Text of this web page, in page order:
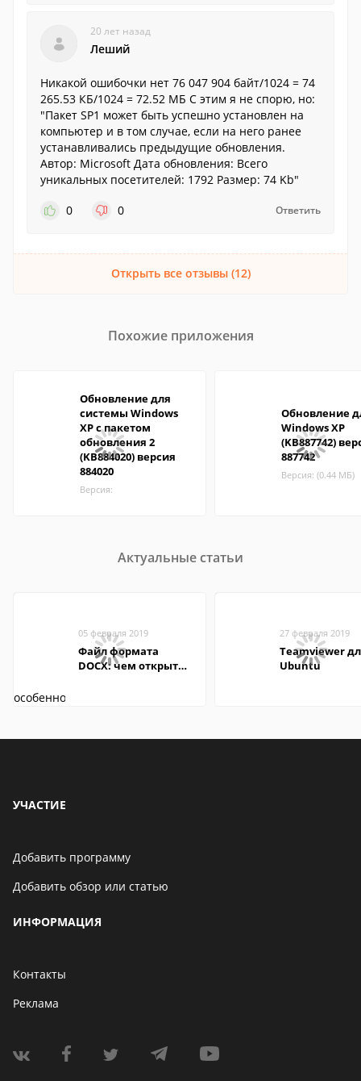
20 лет назад
Леший
Никакой ошибочки нет 76 047 904 байт/1024 = 74
265.53 КБ/1024 = 72.52 МБ С этим я не спорю, но:
"Пакет SP1 может быть успешно установлен на
компьютер и в том случае, если на него ранее
устанавливались предыдущие обновления.
Автор: Microsoft Дата обновления: Всего
уникальных посетителей: 1792 Размер: 74 Kb"
0
0 Ответить
Открыть все отзывы (12)
Похожие приложения
Обновление для
системы Windows
XP с пакетом
обновления 2
(KB884020) версия
884020
Версия:
Обновление
Windows XP
(KB887742)
887742
Версия: (0.44 МБ)
Актуальные статьи
05 февраля 2019
Файл формата
DOCX: чем открыть,
27 февраля 2019
Teamviewer
Ubuntu
УЧАСТИЕ
Добавить программу
Добавить обзор или статью
ИНФОРМАЦИЯ
Контакты
Реклама